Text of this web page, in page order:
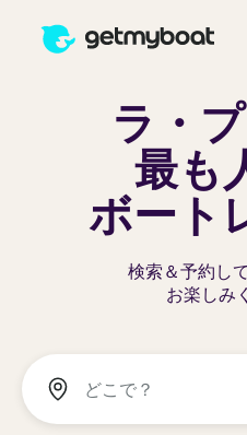
ラ・
最も
ボート
検索＆予約し
お楽しみ